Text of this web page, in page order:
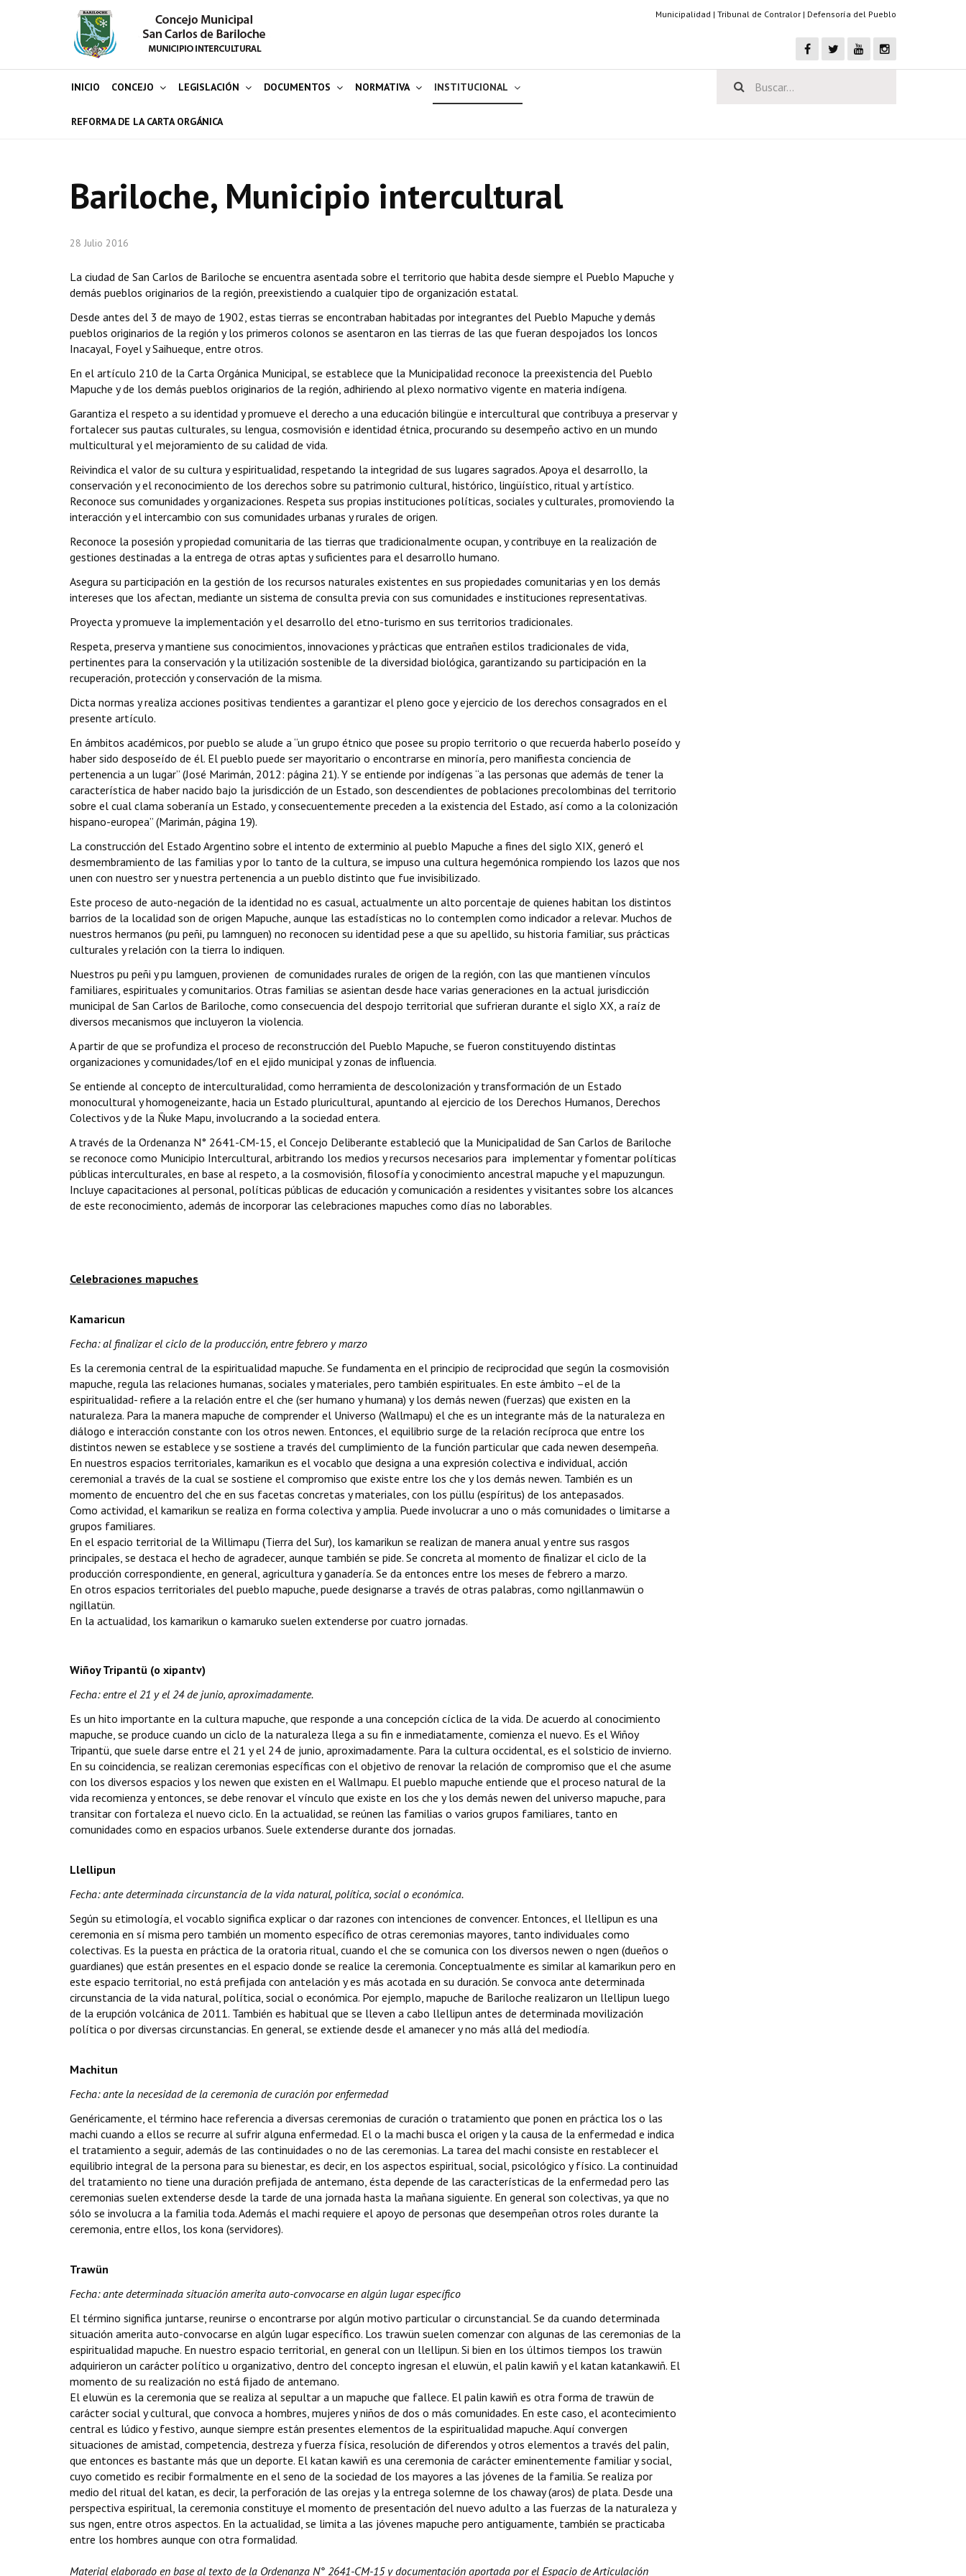
Municipalidad | Tribunal de Contralor | Defensoría del Pueblo
INICIO CONCEJO LEGISLACIÓN DOCUMENTOS NORMATIVA INSTITUCIONAL
REFORMA DE LA CARTA ORGÁNICA
Bariloche, Municipio intercultural
28 Julio 2016
La ciudad de San Carlos de Bariloche se encuentra asentada sobre el territorio que habita desde siempre el Pueblo Mapuche y
demás pueblos originarios de la región, preexistiendo a cualquier tipo de organización estatal.
Desde antes del 3 de mayo de 1902, estas tierras se encontraban habitadas por integrantes del Pueblo Mapuche y demás
pueblos originarios de la región y los primeros colonos se asentaron en las tierras de las que fueran despojados los loncos
Inacayal, Foyel y Saihueque, entre otros.
En el artículo 210 de la Carta Orgánica Municipal, se establece que la Municipalidad reconoce la preexistencia del Pueblo
Mapuche y de los demás pueblos originarios de la región, adhiriendo al plexo normativo vigente en materia indígena.
Garantiza el respeto a su identidad y promueve el derecho a una educación bilingüe e intercultural que contribuya a preservar y
fortalecer sus pautas culturales, su lengua, cosmovisión e identidad étnica, procurando su desempeño activo en un mundo
multicultural y el mejoramiento de su calidad de vida.
Reivindica el valor de su cultura y espiritualidad, respetando la integridad de sus lugares sagrados. Apoya el desarrollo, la
conservación y el reconocimiento de los derechos sobre su patrimonio cultural, histórico, lingüístico, ritual y artístico.
Reconoce sus comunidades y organizaciones. Respeta sus propias instituciones políticas, sociales y culturales, promoviendo la
interacción y el intercambio con sus comunidades urbanas y rurales de origen.
Reconoce la posesión y propiedad comunitaria de las tierras que tradicionalmente ocupan, y contribuye en la realización de
gestiones destinadas a la entrega de otras aptas y suficientes para el desarrollo humano.
Asegura su participación en la gestión de los recursos naturales existentes en sus propiedades comunitarias y en los demás
intereses que los afectan, mediante un sistema de consulta previa con sus comunidades e instituciones representativas.
Proyecta y promueve la implementación y el desarrollo del etno-turismo en sus territorios tradicionales.
Respeta, preserva y mantiene sus conocimientos, innovaciones y prácticas que entrañen estilos tradicionales de vida,
pertinentes para la conservación y la utilización sostenible de la diversidad biológica, garantizando su participación en la
recuperación, protección y conservación de la misma.
Dicta normas y realiza acciones positivas tendientes a garantizar el pleno goce y ejercicio de los derechos consagrados en el
presente artículo.
En ámbitos académicos, por pueblo se alude a “un grupo étnico que posee su propio territorio o que recuerda haberlo poseído y
haber sido desposeído de él. El pueblo puede ser mayoritario o encontrarse en minoría, pero manifiesta conciencia de
pertenencia a un lugar” (José Marimán, 2012: página 21). Y se entiende por indígenas “a las personas que además de tener la
característica de haber nacido bajo la jurisdicción de un Estado, son descendientes de poblaciones precolombinas del territorio
sobre el cual clama soberanía un Estado, y consecuentemente preceden a la existencia del Estado, así como a la colonización
hispano-europea” (Marimán, página 19).
La construcción del Estado Argentino sobre el intento de exterminio al pueblo Mapuche a fines del siglo XIX, generó el
desmembramiento de las familias y por lo tanto de la cultura, se impuso una cultura hegemónica rompiendo los lazos que nos
unen con nuestro ser y nuestra pertenencia a un pueblo distinto que fue invisibilizado.
Este proceso de auto-negación de la identidad no es casual, actualmente un alto porcentaje de quienes habitan los distintos
barrios de la localidad son de origen Mapuche, aunque las estadísticas no lo contemplen como indicador a relevar. Muchos de
nuestros hermanos (pu peñi, pu lamnguen) no reconocen su identidad pese a que su apellido, su historia familiar, sus prácticas
culturales y relación con la tierra lo indiquen.
Nuestros pu peñi y pu lamguen, provienen de comunidades rurales de origen de la región, con las que mantienen vínculos
familiares, espirituales y comunitarios. Otras familias se asientan desde hace varias generaciones en la actual jurisdicción
municipal de San Carlos de Bariloche, como consecuencia del despojo territorial que sufrieran durante el siglo XX, a raíz de
diversos mecanismos que incluyeron la violencia.
A partir de que se profundiza el proceso de reconstrucción del Pueblo Mapuche, se fueron constituyendo distintas
organizaciones y comunidades/lof en el ejido municipal y zonas de influencia.
Se entiende al concepto de interculturalidad, como herramienta de descolonización y transformación de un Estado
monocultural y homogeneizante, hacia un Estado pluricultural, apuntando al ejercicio de los Derechos Humanos, Derechos
Colectivos y de la Ñuke Mapu, involucrando a la sociedad entera.
A través de la Ordenanza N° 2641-CM-15, el Concejo Deliberante estableció que la Municipalidad de San Carlos de Bariloche
se reconoce como Municipio Intercultural, arbitrando los medios y recursos necesarios para implementar y fomentar políticas
públicas interculturales, en base al respeto, a la cosmovisión, filosofía y conocimiento ancestral mapuche y el mapuzungun.
Incluye capacitaciones al personal, políticas públicas de educación y comunicación a residentes y visitantes sobre los alcances
de este reconocimiento, además de incorporar las celebraciones mapuches como días no laborables.
Celebraciones mapuches
Kamaricun
Fecha: al finalizar el ciclo de la producción, entre febrero y marzo
Es la ceremonia central de la espiritualidad mapuche. Se fundamenta en el principio de reciprocidad que según la cosmovisión
mapuche, regula las relaciones humanas, sociales y materiales, pero también espirituales. En este ámbito –el de la
espiritualidad- refiere a la relación entre el che (ser humano y humana) y los demás newen (fuerzas) que existen en la
naturaleza. Para la manera mapuche de comprender el Universo (Wallmapu) el che es un integrante más de la naturaleza en
diálogo e interacción constante con los otros newen. Entonces, el equilibrio surge de la relación recíproca que entre los
distintos newen se establece y se sostiene a través del cumplimiento de la función particular que cada newen desempeña.
En nuestros espacios territoriales, kamarikun es el vocablo que designa a una expresión colectiva e individual, acción
ceremonial a través de la cual se sostiene el compromiso que existe entre los che y los demás newen. También es un
momento de encuentro del che en sus facetas concretas y materiales, con los püllu (espíritus) de los antepasados.
Como actividad, el kamarikun se realiza en forma colectiva y amplia. Puede involucrar a uno o más comunidades o limitarse a
grupos familiares.
En el espacio territorial de la Willimapu (Tierra del Sur), los kamarikun se realizan de manera anual y entre sus rasgos
principales, se destaca el hecho de agradecer, aunque también se pide. Se concreta al momento de finalizar el ciclo de la
producción correspondiente, en general, agricultura y ganadería. Se da entonces entre los meses de febrero a marzo.
En otros espacios territoriales del pueblo mapuche, puede designarse a través de otras palabras, como ngillanmawün o
ngillatün.
En la actualidad, los kamarikun o kamaruko suelen extenderse por cuatro jornadas.
Wiñoy Tripantü (o xipantv)
Fecha: entre el 21 y el 24 de junio, aproximadamente.
Es un hito importante en la cultura mapuche, que responde a una concepción cíclica de la vida. De acuerdo al conocimiento
mapuche, se produce cuando un ciclo de la naturaleza llega a su fin e inmediatamente, comienza el nuevo. Es el Wiñoy
Tripantü, que suele darse entre el 21 y el 24 de junio, aproximadamente. Para la cultura occidental, es el solsticio de invierno.
En su coincidencia, se realizan ceremonias específicas con el objetivo de renovar la relación de compromiso que el che asume
con los diversos espacios y los newen que existen en el Wallmapu. El pueblo mapuche entiende que el proceso natural de la
vida recomienza y entonces, se debe renovar el vínculo que existe en los che y los demás newen del universo mapuche, para
transitar con fortaleza el nuevo ciclo. En la actualidad, se reúnen las familias o varios grupos familiares, tanto en
comunidades como en espacios urbanos. Suele extenderse durante dos jornadas.
Llellipun
Fecha: ante determinada circunstancia de la vida natural, política, social o económica.
Según su etimología, el vocablo significa explicar o dar razones con intenciones de convencer. Entonces, el llellipun es una
ceremonia en sí misma pero también un momento específico de otras ceremonias mayores, tanto individuales como
colectivas. Es la puesta en práctica de la oratoria ritual, cuando el che se comunica con los diversos newen o ngen (dueños o
guardianes) que están presentes en el espacio donde se realice la ceremonia. Conceptualmente es similar al kamarikun pero en
este espacio territorial, no está prefijada con antelación y es más acotada en su duración. Se convoca ante determinada
circunstancia de la vida natural, política, social o económica. Por ejemplo, mapuche de Bariloche realizaron un llellipun luego
de la erupción volcánica de 2011. También es habitual que se lleven a cabo llellipun antes de determinada movilización
política o por diversas circunstancias. En general, se extiende desde el amanecer y no más allá del mediodía.
Machitun
Fecha: ante la necesidad de la ceremonia de curación por enfermedad
Genéricamente, el término hace referencia a diversas ceremonias de curación o tratamiento que ponen en práctica los o las
machi cuando a ellos se recurre al sufrir alguna enfermedad. El o la machi busca el origen y la causa de la enfermedad e indica
el tratamiento a seguir, además de las continuidades o no de las ceremonias. La tarea del machi consiste en restablecer el
equilibrio integral de la persona para su bienestar, es decir, en los aspectos espiritual, social, psicológico y físico. La continuidad
del tratamiento no tiene una duración prefijada de antemano, ésta depende de las características de la enfermedad pero las
ceremonias suelen extenderse desde la tarde de una jornada hasta la mañana siguiente. En general son colectivas, ya que no
sólo se involucra a la familia toda. Además el machi requiere el apoyo de personas que desempeñan otros roles durante la
ceremonia, entre ellos, los kona (servidores).
Trawün
Fecha: ante determinada situación amerita auto-convocarse en algún lugar específico
El término significa juntarse, reunirse o encontrarse por algún motivo particular o circunstancial. Se da cuando determinada
situación amerita auto-convocarse en algún lugar específico. Los trawün suelen comenzar con algunas de las ceremonias de la
espiritualidad mapuche. En nuestro espacio territorial, en general con un llellipun. Si bien en los últimos tiempos los trawün
adquirieron un carácter político u organizativo, dentro del concepto ingresan el eluwün, el palin kawiñ y el katan katankawiñ. El
momento de su realización no está fijado de antemano.
El eluwün es la ceremonia que se realiza al sepultar a un mapuche que fallece. El palin kawiñ es otra forma de trawün de
carácter social y cultural, que convoca a hombres, mujeres y niños de dos o más comunidades. En este caso, el acontecimiento
central es lúdico y festivo, aunque siempre están presentes elementos de la espiritualidad mapuche. Aquí convergen
situaciones de amistad, competencia, destreza y fuerza física, resolución de diferendos y otros elementos a través del palin,
que entonces es bastante más que un deporte. El katan kawiñ es una ceremonia de carácter eminentemente familiar y social,
cuyo cometido es recibir formalmente en el seno de la sociedad de los mayores a las jóvenes de la familia. Se realiza por
medio del ritual del katan, es decir, la perforación de las orejas y la entrega solemne de los chaway (aros) de plata. Desde una
perspectiva espiritual, la ceremonia constituye el momento de presentación del nuevo adulto a las fuerzas de la naturaleza y
sus ngen, entre otros aspectos. En la actualidad, se limita a las jóvenes mapuche pero antiguamente, también se practicaba
entre los hombres aunque con otra formalidad.
Material elaborado en base al texto de la Ordenanza N° 2641-CM-15 y documentación aportada por el Espacio de Articulación